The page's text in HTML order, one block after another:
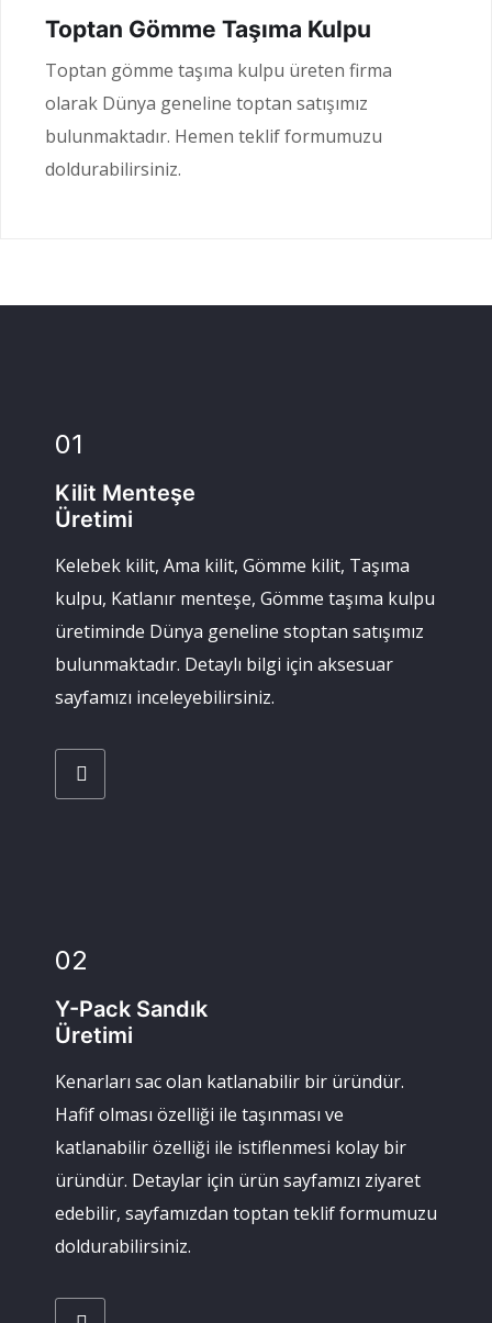
Toptan Gömme Taşıma Kulpu
Toptan gömme taşıma kulpu üreten firma
olarak Dünya geneline toptan satışımız
bulunmaktadır. Hemen teklif formumuzu
doldurabilirsiniz.
01
Kilit Menteşe
Üretimi
Kelebek kilit, Ama kilit, Gömme kilit, Taşıma
kulpu, Katlanır menteşe, Gömme taşıma kulpu
üretiminde Dünya geneline stoptan satışımız
bulunmaktadır. Detaylı bilgi için aksesuar
sayfamızı inceleyebilirsiniz.
02
Y-Pack Sandık
Üretimi
Kenarları sac olan katlanabilir bir üründür.
Hafif olması özelliği ile taşınması ve
katlanabilir özelliği ile istiflenmesi kolay bir
üründür. Detaylar için ürün sayfamızı ziyaret
edebilir, sayfamızdan toptan teklif formumuzu
doldurabilirsiniz.